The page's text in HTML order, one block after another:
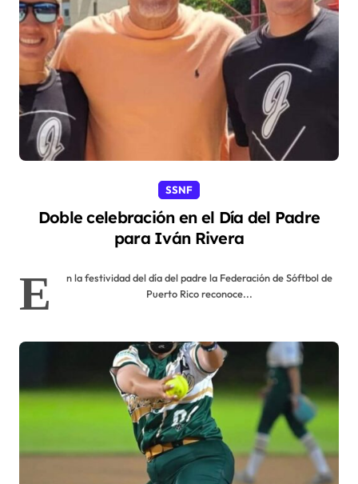
SSNF
Doble celebración en el Día del Padre
para Iván Rivera
E
n la festividad del día del padre la Federación de Sóftbol de
Puerto Rico reconoce...